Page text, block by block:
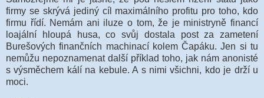
firmy se skrývá jediný cíl maximálního profitu pro toho, kdo
firmu řídí. Nemám ani iluze o tom, že je ministryně financí
loajální hloupá husa, co svůj dostala post za zametení
Burešových finančních machinací kolem Čapáku. Jen si tu
nemůžu nepoznamenat další příklad toho, jak nám anonisté
s výsměchem kálí na kebule. A s nimi všichni, kdo je drží u
moci.